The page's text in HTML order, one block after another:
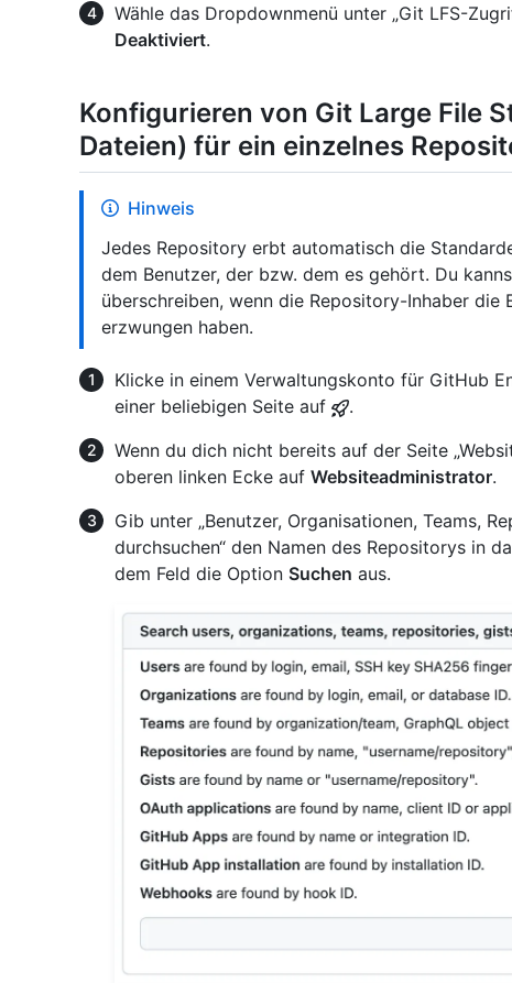
Wähle das Dropdownmenü unter „Git LFS-
Deaktiviert.
Konfigurieren von Git Large File
Dateien) für ein einzelnes
Hinweis
Jedes Repository erbt automatisch die
dem Benutzer, der bzw. dem es gehört. Du
überschreiben, wenn die Repository-Inhaber die
erzwungen haben.
Klicke in einem Verwaltungskonto für GitHub
einer beliebigen Seite auf
.
Wenn du dich nicht bereits auf der Seite
oberen linken Ecke auf Websiteadministrator.
Gib unter „Benutzer, Organisationen, Teams,
durchsuchen“ den Namen des Repositorys in
dem Feld die Option Suchen aus.